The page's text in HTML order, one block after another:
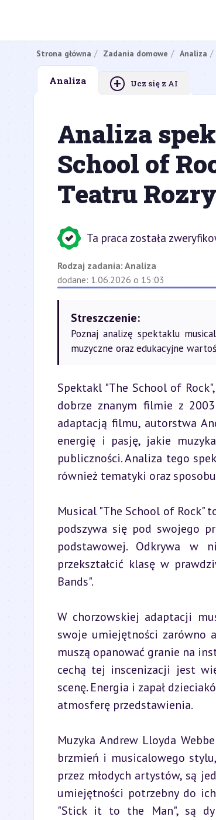
Strona główna Zadania domowe Analiza
Analiza + Ucz się z AI
Analiza
School of
Teatru
Ta praca została
Rodzaj zadania: Analiza
dodane: 1.06.2026 o 15:03
Streszczenie:
Poznaj analizę spektaklu
muzyczne oraz edukacyjne
Spektakl "The School of
dobrze znanym filmie z
adaptacją filmu, autorstwa
energię i pasję, jakie
publiczności. Analiza tego
również tematyki oraz
Musical "The School of Rock"
podszywa się pod swojego
podstawowej. Odkrywa w
przekształcić klasę w
Bands".
W chorzowskiej adaptacji
swoje umiejętności zarówno
muszą opanować granie na
cechą tej inscenizacji jest
scenę. Energia i zapał
atmosferę przedstawienia.
Muzyka Andrew Lloyda
brzmień i musicalowego
przez młodych artystów, są
umiejętności potrzebny do
"Stick it to the Man", są